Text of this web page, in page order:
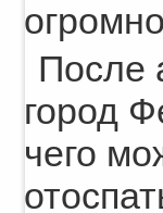
После
город
чего